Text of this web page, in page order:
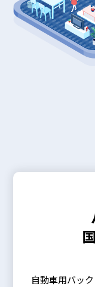
自動車用バッ